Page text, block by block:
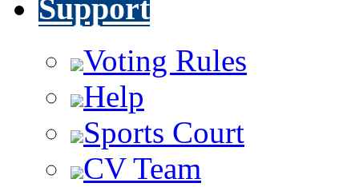
Support
Voting Rules
Help
Sports Court
CV Team